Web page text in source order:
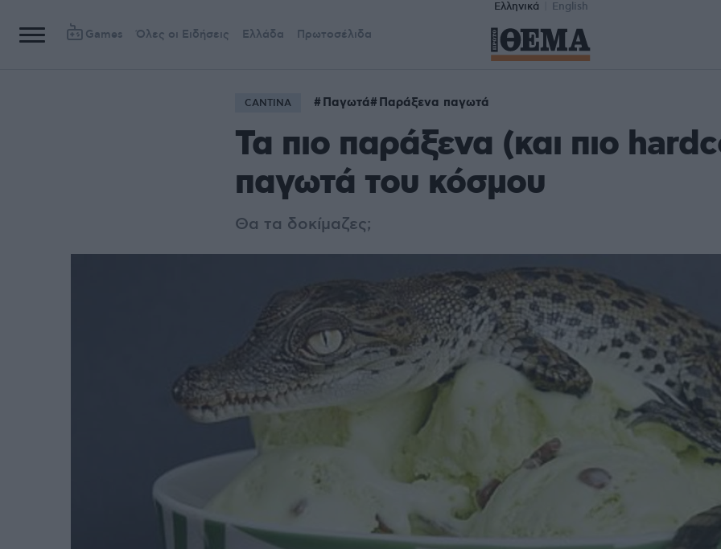
Ελληνικά English
Games Όλες οι Ειδήσεις Ελλάδα Πρωτοσέλιδα
CANTINA Παγωτά Παράξενα παγωτά
Τα πιο παράξενα (και πιο
παγωτά του κόσμου
Θα τα δοκίμαζες;